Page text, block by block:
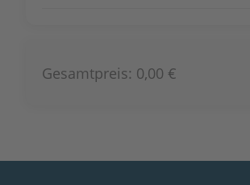
Gesamtpreis: 0,00 €